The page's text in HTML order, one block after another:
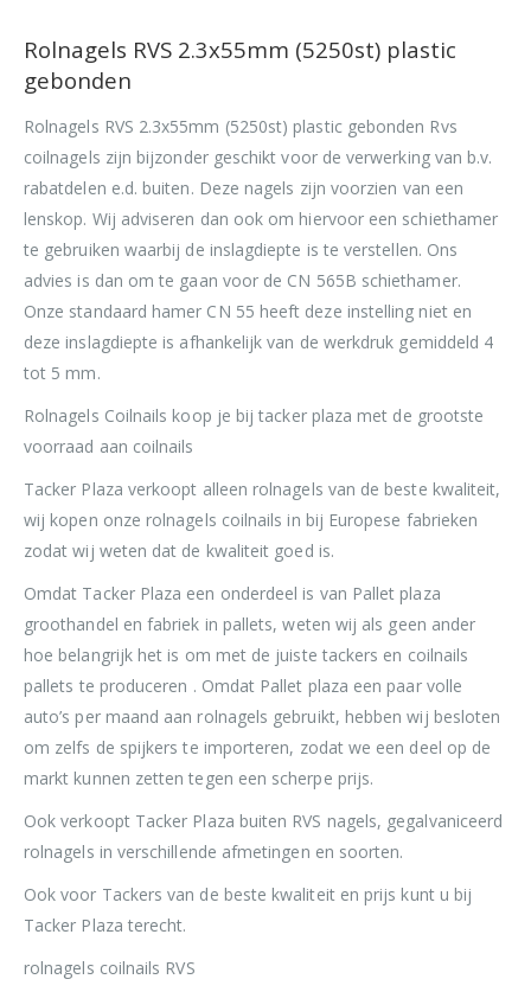
Rolnagels RVS 2.3x55mm (5250st) plastic
gebonden
Rolnagels RVS 2.3x55mm (5250st) plastic gebonden Rvs
coilnagels zijn bijzonder geschikt voor de verwerking van b.v.
rabatdelen e.d. buiten. Deze nagels zijn voorzien van een
lenskop. Wij adviseren dan ook om hiervoor een schiethamer
te gebruiken waarbij de inslagdiepte is te verstellen. Ons
advies is dan om te gaan voor de CN 565B schiethamer.
Onze standaard hamer CN 55 heeft deze instelling niet en
deze inslagdiepte is afhankelijk van de werkdruk gemiddeld 4
tot 5 mm.
Rolnagels Coilnails koop je bij tacker plaza met de grootste
voorraad aan coilnails
Tacker Plaza verkoopt alleen rolnagels van de beste kwaliteit,
wij kopen onze rolnagels coilnails in bij Europese fabrieken
zodat wij weten dat de kwaliteit goed is.
Omdat Tacker Plaza een onderdeel is van Pallet plaza
groothandel en fabriek in pallets, weten wij als geen ander
hoe belangrijk het is om met de juiste tackers en coilnails
pallets te produceren . Omdat Pallet plaza een paar volle
auto’s per maand aan rolnagels gebruikt, hebben wij besloten
om zelfs de spijkers te importeren, zodat we een deel op de
markt kunnen zetten tegen een scherpe prijs.
Ook verkoopt Tacker Plaza buiten RVS nagels, gegalvaniceerd
rolnagels in verschillende afmetingen en soorten.
Ook voor Tackers van de beste kwaliteit en prijs kunt u bij
Tacker Plaza terecht.
rolnagels coilnails RVS